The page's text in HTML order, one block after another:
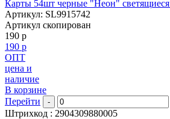
Карты 54шт черные "Неон" светящиеся
Артикул: SL9915742
Артикул скопирован
190 р
190 р
ОПТ
цена и
наличие
В корзине
Перейти
-
Штрихкод : 2904309880005